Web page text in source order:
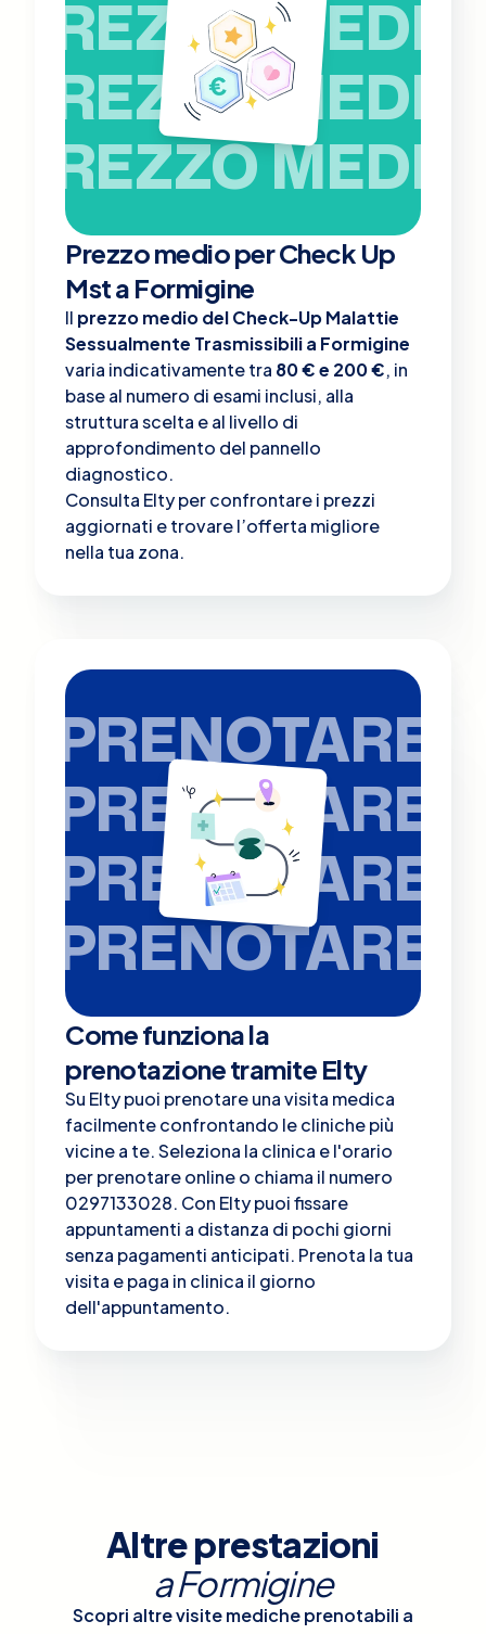
PREZZO MEDIO
PREZZO MEDIO
PREZZO MEDIO
Prezzo medio per Check Up
Mst a Formigine
Il prezzo medio del Check-Up Malattie
Sessualmente Trasmissibili a Formigine
varia indicativamente tra 80 € e 200 €, in
base al numero di esami inclusi, alla
struttura scelta e al livello di
approfondimento del pannello
diagnostico.
Consulta Elty per confrontare i prezzi
aggiornati e trovare l’offerta migliore
nella tua zona.
PRENOTARE
PRENOTARE
PRENOTARE
PRENOTARE
Come funziona la
prenotazione tramite Elty
Su Elty puoi prenotare una visita medica
facilmente confrontando le cliniche più
vicine a te. Seleziona la clinica e l'orario
per prenotare online o chiama il numero
0297133028. Con Elty puoi fissare
appuntamenti a distanza di pochi giorni
senza pagamenti anticipati. Prenota la tua
visita e paga in clinica il giorno
dell'appuntamento.
Altre prestazioni
aFormigine
Scopri altre visite mediche prenotabili a